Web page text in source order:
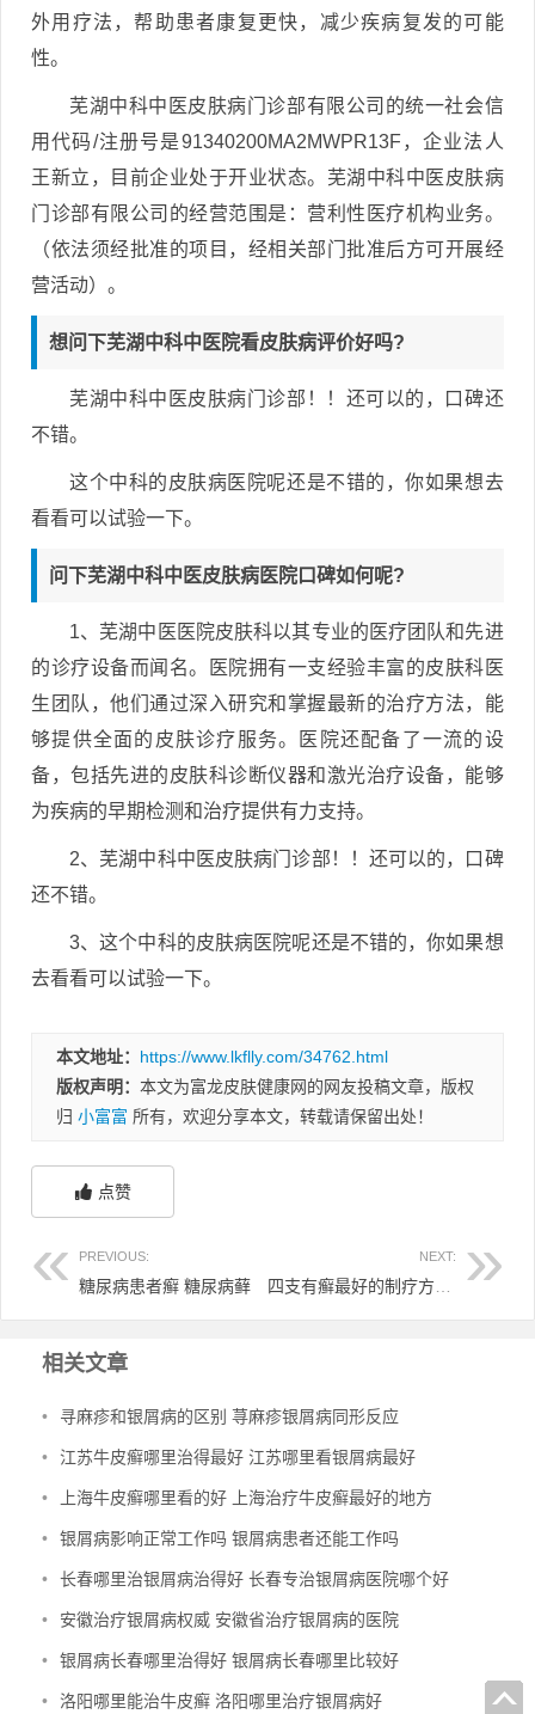
外用疗法，帮助患者康复更快，减少疾病复发的可能
性。
芜湖中科中医皮肤病门诊部有限公司的统一社会信
用代码/注册号是91340200MA2MWPR13F，企业法人
王新立，目前企业处于开业状态。芜湖中科中医皮肤病
门诊部有限公司的经营范围是：营利性医疗机构业务。
（依法须经批准的项目，经相关部门批准后方可开展经
营活动）。
想问下芜湖中科中医院看皮肤病评价好吗?
芜湖中科中医皮肤病门诊部！！还可以的，口碑还
不错。
这个中科的皮肤病医院呢还是不错的，你如果想去
看看可以试验一下。
问下芜湖中科中医皮肤病医院口碑如何呢?
1、芜湖中医医院皮肤科以其专业的医疗团队和先进
的诊疗设备而闻名。医院拥有一支经验丰富的皮肤科医
生团队，他们通过深入研究和掌握最新的治疗方法，能
够提供全面的皮肤诊疗服务。医院还配备了一流的设
备，包括先进的皮肤科诊断仪器和激光治疗设备，能够
为疾病的早期检测和治疗提供有力支持。
2、芜湖中科中医皮肤病门诊部！！还可以的，口碑
还不错。
3、这个中科的皮肤病医院呢还是不错的，你如果想
去看看可以试验一下。
本文地址： https://www.lkflly.com/34762.html
版权声明： 本文为富龙皮肤健康网的网友投稿文章，版权
归 小富富 所有，欢迎分享本文，转载请保留出处！
点赞
PREVIOUS:
糖尿病患者癣 糖尿病藓
NEXT:
相关文章
• 寻麻疹和银屑病的区别 荨麻疹银屑病同形反应
• 江苏牛皮癣哪里治得最好 江苏哪里看银屑病最好
• 上海牛皮癣哪里看的好 上海治疗牛皮癣最好的地方
• 银屑病影响正常工作吗 银屑病患者还能工作吗
• 长春哪里治银屑病治得好 长春专治银屑病医院哪个好
• 安徽治疗银屑病权威 安徽省治疗银屑病的医院
• 银屑病长春哪里治得好 银屑病长春哪里比较好
• 洛阳哪里能治牛皮癣 洛阳哪里治疗银屑病好